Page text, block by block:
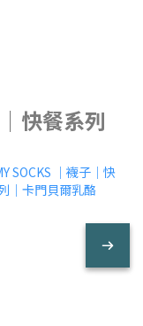
快餐系列